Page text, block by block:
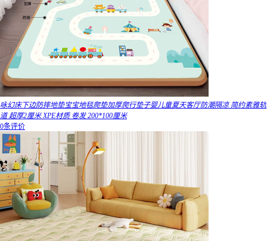
咏幻床下边防摔地垫宝宝地毯爬垫加厚爬行垫子婴儿童夏天客厅防潮隔凉 简约素雅轨
道 超厚2厘米 XPE材质 卷发 200*100厘米
0条评价